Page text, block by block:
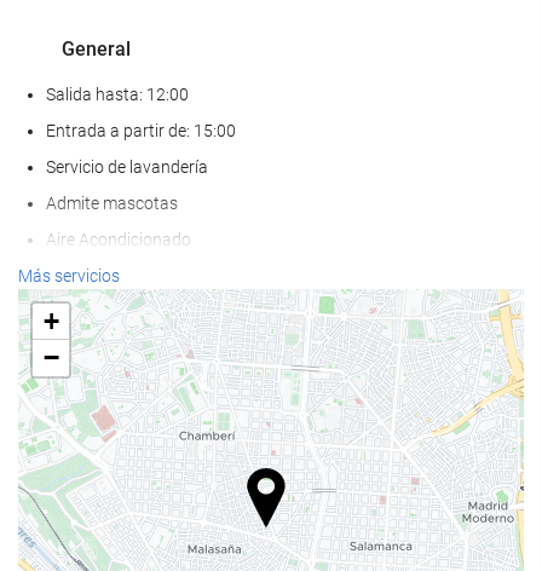
General
Salida hasta: 12:00
Entrada a partir de: 15:00
Servicio de lavandería
Admite mascotas
Aire Acondicionado
Calefacción
Ascensor
Adaptado para personas con movilidad reducida
Habitaciones No fumadores
Hotel no fumadores
Servicios de recepción
Recepción 24 horas
Guardaequipaje
Más servicios
+
−